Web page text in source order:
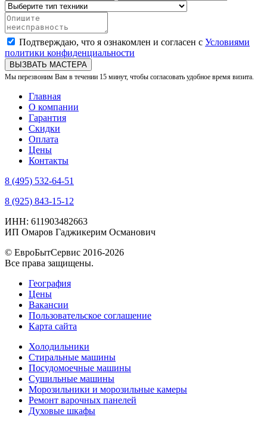
Подтверждаю, что я ознакомлен и согласен с Условиями
политики конфиденциальности
ВЫЗВАТЬ МАСТЕРА
Мы перезвоним Вам в течении 15 минут, чтобы согласовать удобное время визита.
Главная
О компании
Гарантия
Скидки
Оплата
Цены
Контакты
8 (495) 532-64-51
8 (925) 843-15-12
ИНН: 611903482663
ИП Омаров Гаджикерим Османович
© ЕвроБытСервис 2016-2026
Все права защищены.
География
Цены
Вакансии
Пользовательское соглашение
Карта сайта
Холодильники
Стиральные машины
Посудомоечные машины
Сушильные машины
Морозильники и морозильные камеры
Ремонт варочных панелей
Духовые шкафы